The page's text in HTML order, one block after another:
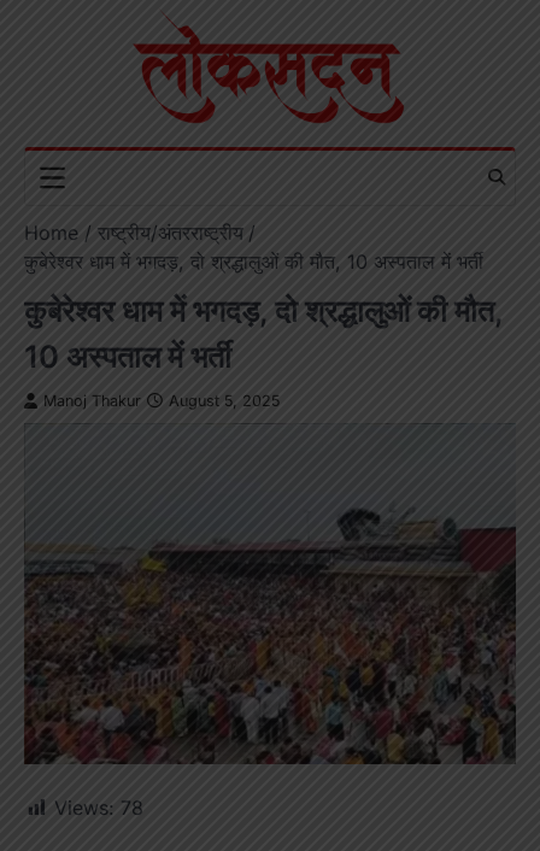
Home
राष्ट्रीय/अंतरराष्ट्रीय
कुबेरेश्वर धाम में भगदड़, दो श्रद्धालुओं की मौत, 10 अस्पताल में भर्ती
कुबेरेश्वर धाम में भगदड़, दो श्रद्धालुओं की मौत,
10 अस्पताल में भर्ती
Manoj Thakur August 5, 2025
Views: 78